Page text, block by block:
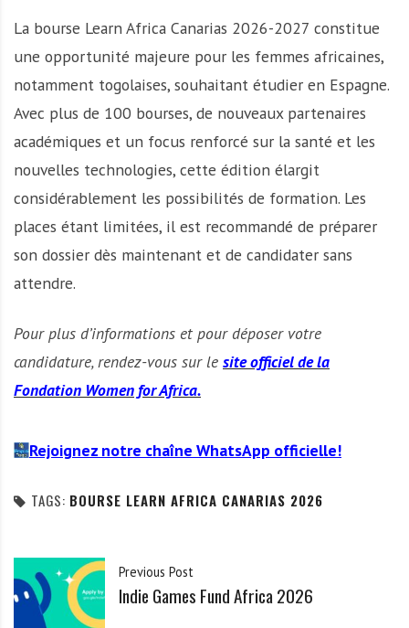
La bourse Learn Africa Canarias 2026-2027 constitue
une opportunité majeure pour les femmes africaines,
notamment togolaises, souhaitant étudier en Espagne.
Avec plus de 100 bourses, de nouveaux partenaires
académiques et un focus renforcé sur la santé et les
nouvelles technologies, cette édition élargit
considérablement les possibilités de formation. Les
places étant limitées, il est recommandé de préparer
son dossier dès maintenant et de candidater sans
attendre.
Pour plus d’informations et pour déposer votre
candidature, rendez-vous sur le site officiel de la
Fondation Women for Africa.
Rejoignez notre chaîne WhatsApp officielle!
TAGS: BOURSE LEARN AFRICA CANARIAS 2026
Previous Post
Indie Games Fund Africa 2026